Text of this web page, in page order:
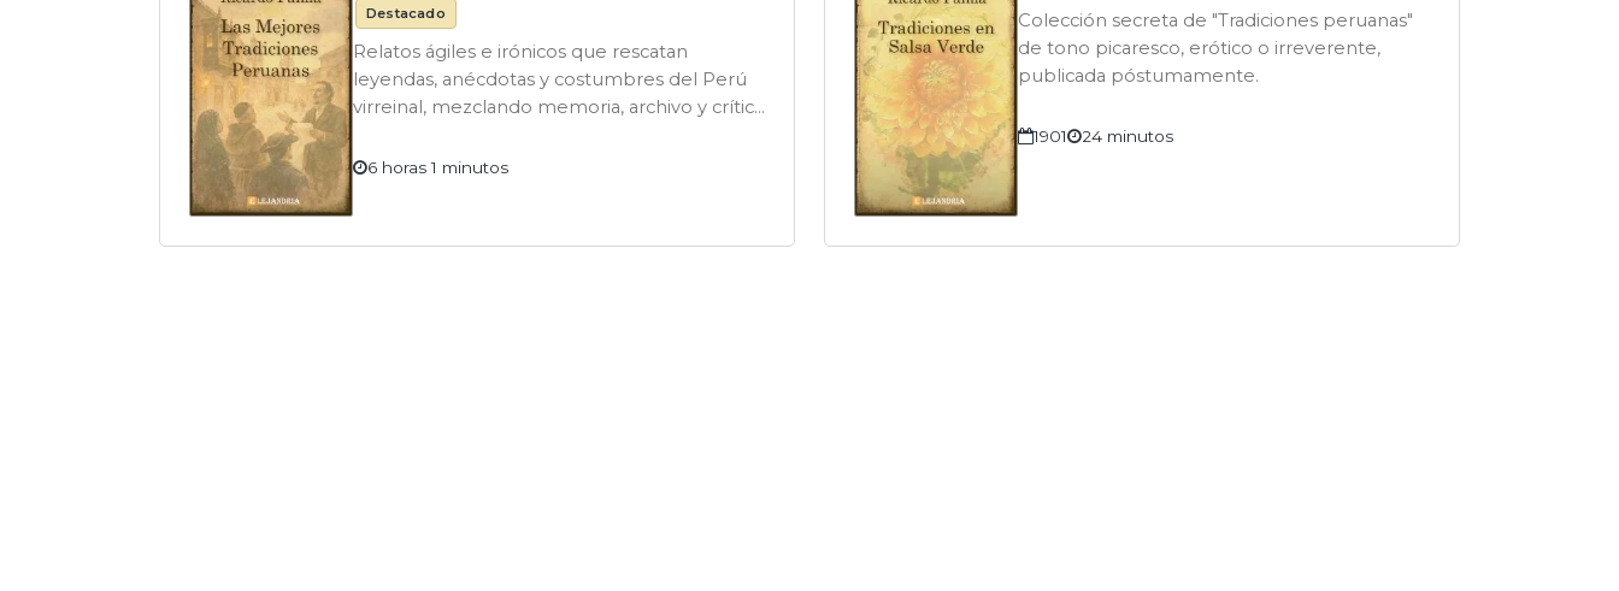
Destacado
Relatos ágiles e irónicos que rescatan
leyendas, anécdotas y costumbres del Perú
virreinal, mezclando memoria, archivo y crítica
6 horas 1 minutos
Colección secreta de "Tradiciones peruanas"
de tono picaresco, erótico o irreverente,
publicada póstumamente.
1901 24 minutos